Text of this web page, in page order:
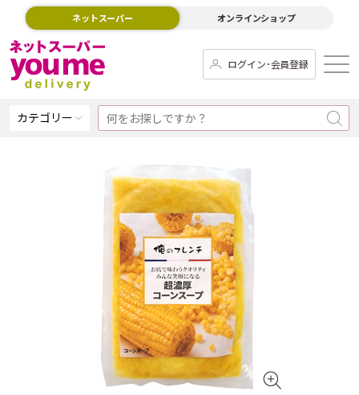
ネットスーパー オンラインショップ
ログイン･会員登録
カテゴリー